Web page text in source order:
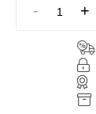
- +